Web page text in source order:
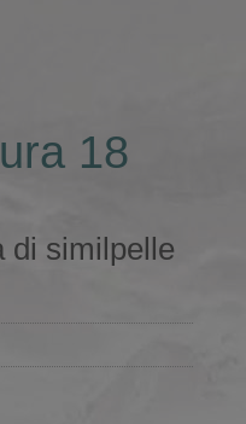
18
di similpelle